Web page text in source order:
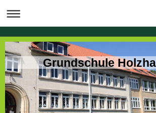
Grundschule